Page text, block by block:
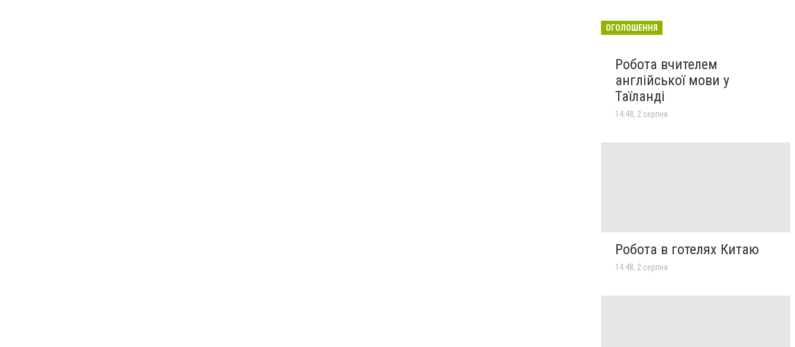
ОГОЛОШЕННЯ
Робота вчителем
англійської мови у
Таїланді
14:48, 2 серпня
Робота в готелях Китаю
14:48, 2 серпня